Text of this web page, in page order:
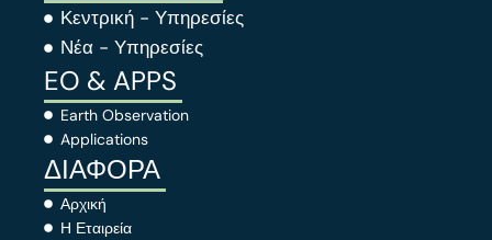
Κεντρική - Υπηρεσίες
Νέα - Υπηρεσίες
EO & APPS
Earth Observation
Applications
ΔΙΑΦΟΡΑ
Αρχική
Η Εταιρεία